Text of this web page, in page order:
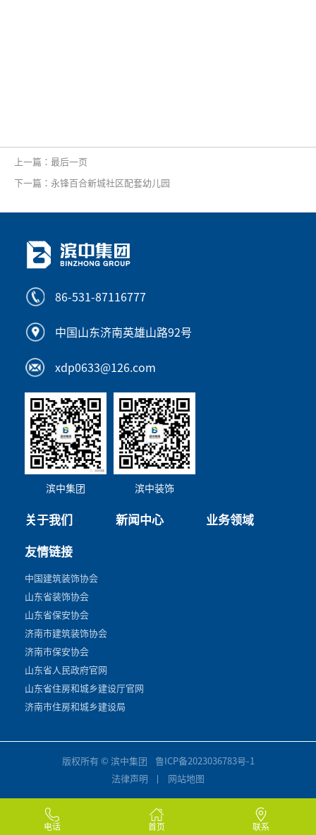
上一篇：最后一页
下一篇：永锋百合新城社区配套幼儿园
86-531-87116777
中国山东济南英雄山路92号
xdp0633@126.com
滨中集团 滨中装饰
关于我们 新闻中心 业务领域
友情链接
中国建筑装饰协会
山东省装饰协会
山东省保安协会
济南市建筑装饰协会
济南市保安协会
山东省人民政府官网
山东省住房和城乡建设厅官网
济南市住房和城乡建设局
版权所有 © 滨中集团
鲁ICP备2023036783号-1
法律声明
网站地图
电话 首页 联系